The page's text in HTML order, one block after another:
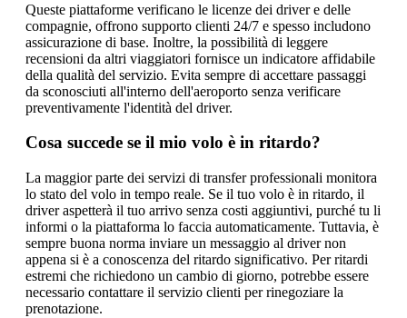
Queste piattaforme verificano le licenze dei driver e delle
compagnie, offrono supporto clienti 24/7 e spesso includono
assicurazione di base. Inoltre, la possibilità di leggere
recensioni da altri viaggiatori fornisce un indicatore affidabile
della qualità del servizio. Evita sempre di accettare passaggi
da sconosciuti all'interno dell'aeroporto senza verificare
preventivamente l'identità del driver.
Cosa succede se il mio volo è in ritardo?
La maggior parte dei servizi di transfer professionali monitora
lo stato del volo in tempo reale. Se il tuo volo è in ritardo, il
driver aspetterà il tuo arrivo senza costi aggiuntivi, purché tu li
informi o la piattaforma lo faccia automaticamente. Tuttavia, è
sempre buona norma inviare un messaggio al driver non
appena si è a conoscenza del ritardo significativo. Per ritardi
estremi che richiedono un cambio di giorno, potrebbe essere
necessario contattare il servizio clienti per rinegoziare la
prenotazione.